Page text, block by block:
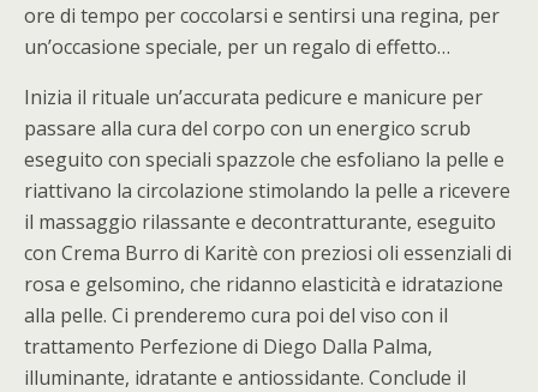
ore di tempo per coccolarsi e sentirsi una regina, per
un’occasione speciale, per un regalo di effetto…
Inizia il rituale un’accurata pedicure e manicure per
passare alla cura del corpo con un energico scrub
eseguito con speciali spazzole che esfoliano la pelle e
riattivano la circolazione stimolando la pelle a ricevere
il massaggio rilassante e decontratturante, eseguito
con Crema Burro di Karitè con preziosi oli essenziali di
rosa e gelsomino, che ridanno elasticità e idratazione
alla pelle. Ci prenderemo cura poi del viso con il
trattamento Perfezione di Diego Dalla Palma,
illuminante, idratante e antiossidante. Conclude il